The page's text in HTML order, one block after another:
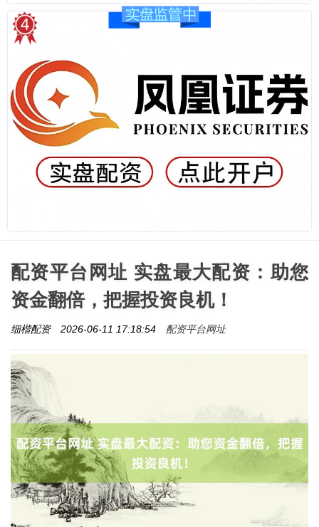
配资平台网址 实盘最大配资：助您
资金翻倍，把握投资良机！
细楷配资 2026-06-11 17:18:54 配资平台网址